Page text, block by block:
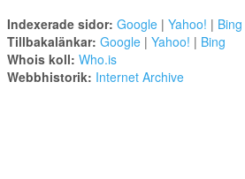
Indexerade sidor: Google| Yahoo! | Bing
Tillbakalänkar: Google| Yahoo! | Bing
Whois koll: Who.is
Webbhistorik: Internet Archive